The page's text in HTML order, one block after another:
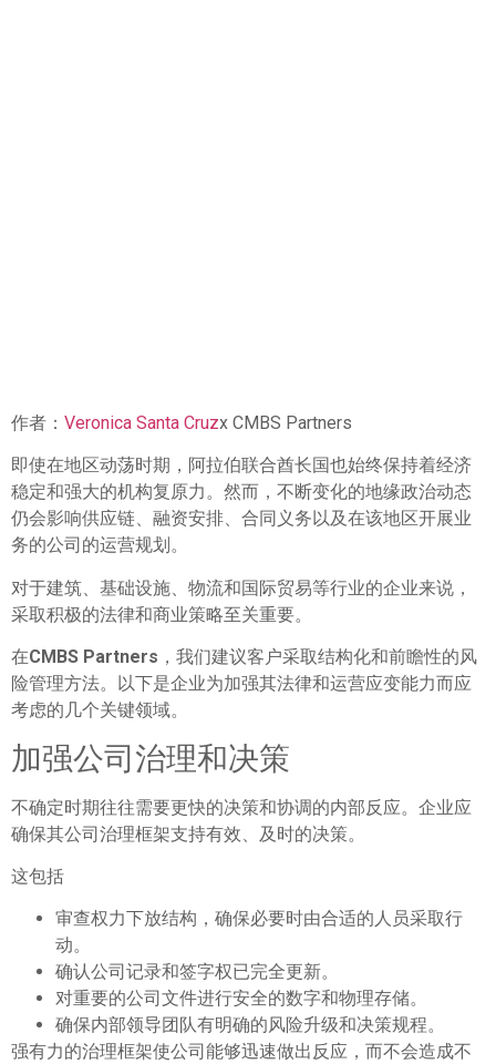
作者： Veronica Santa Cruzx CMBS Partners
即使在地区动荡时期，阿拉伯联合酋长国也始终保持着经济
稳定和强大的机构复原力。然而，不断变化的地缘政治动态
仍会影响供应链、融资安排、合同义务以及在该地区开展业
务的公司的运营规划。
对于建筑、基础设施、物流和国际贸易等行业的企业来说，
采取积极的法律和商业策略至关重要。
在CMBS Partners ，我们建议客户采取结构化和前瞻性的风
险管理方法。以下是企业为加强其法律和运营应变能力而应
考虑的几个关键领域。
加强公司治理和决策
不确定时期往往需要更快的决策和协调的内部反应。企业应
确保其公司治理框架支持有效、及时的决策。
这包括
审查权力下放结构，确保必要时由合适的人员采取行
动。
确认公司记录和签字权已完全更新。
对重要的公司文件进行安全的数字和物理存储。
确保内部领导团队有明确的风险升级和决策规程。
强有力的治理框架使公司能够迅速做出反应，而不会造成不